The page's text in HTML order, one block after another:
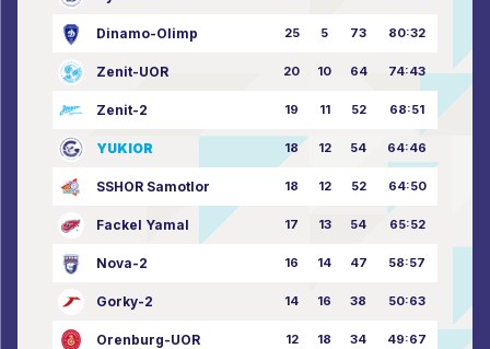
Dinamo-Olimp 25 5 73 80:32
Zenit-UOR 20 10 64 74:43
Zenit-2 19 11 52 68:51
YUKIOR 18 12 54 64:46
SSHOR Samotlor 18 12 52 64:50
Fackel Yamal 17 13 54 65:52
Nova-2 16 14 47 58:57
Gorky-2 14 16 38 50:63
Orenburg-UOR 12 18 34 49:67